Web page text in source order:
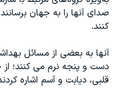
صدای آنها را به جهان
کنند.
آنها به بعضی از مسائل
دست و پنجه نرم می کنند؛
قلبی، دیابت و آسم اشاره